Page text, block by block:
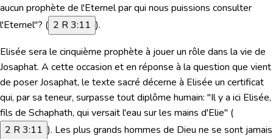
aucun prophète de l'Eternel par qui nous puissions consulter
l'Eternel"? ( 2 R 3:11 ).
Elisée sera le cinquième prophète à jouer un rôle dans la vie de
Josaphat. A cette occasion et en réponse à la question que vient
de poser Josaphat, le texte sacré décerne à Elisée un certificat
qui, par sa teneur, surpasse tout diplôme humain: "Il y a ici Elisée,
fils de Schaphath, qui versait l'eau sur les mains d'Elie" (
2 R 3:11 ). Les plus grands hommes de Dieu ne se sont jamais